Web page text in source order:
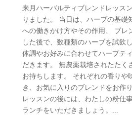
来月ハーバルティブレンドレッス
りました。 当日は、ハーブの基礎
への働きかけ方やその作用、 ブレ
した後で、数種類のハーブを試飲
体調やお好みに合わせてハーブテ
だきます。 無農薬栽培されたたく
お持ちします。 それぞれの香りや
き、お気に入りのブレンドをお作
レッスンの後には、わたしの粉仕
ランチをいただきましょう。...